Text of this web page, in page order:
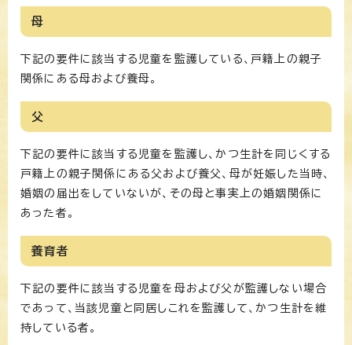
母
下記の要件に該当する児童を監護している、戸籍上の親子
関係にある母および養母。
父
下記の要件に該当する児童を監護し、かつ生計を同じくする
戸籍上の親子関係にある父および養父、母が妊娠した当時、
婚姻の届出をしていないが、その母と事実上の婚姻関係に
あった者。
養育者
下記の要件に該当する児童を母および父が監護しない場合
であって、当該児童と同居しこれを監護して、かつ生計を維
持している者。